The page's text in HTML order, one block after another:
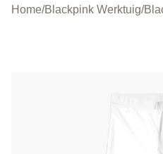
Home/Blackpink Werktuig/